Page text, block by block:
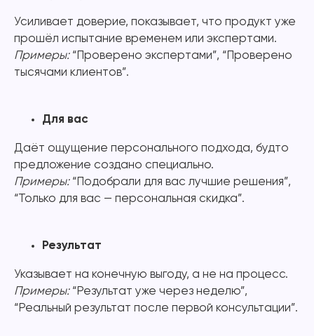
Усиливает доверие, показывает, что продукт уже
прошёл испытание временем или экспертами.
Примеры:“Проверено экспертами”, “Проверено
тысячами клиентов”.
Для вас
Даёт ощущение персонального подхода, будто
предложение создано специально.
Примеры:“Подобрали для вас лучшие решения”,
“Только для вас — персональная скидка”.
Результат
Указывает на конечную выгоду, а не на процесс.
Примеры:“Результат уже через неделю”,
“Реальный результат после первой консультации”.